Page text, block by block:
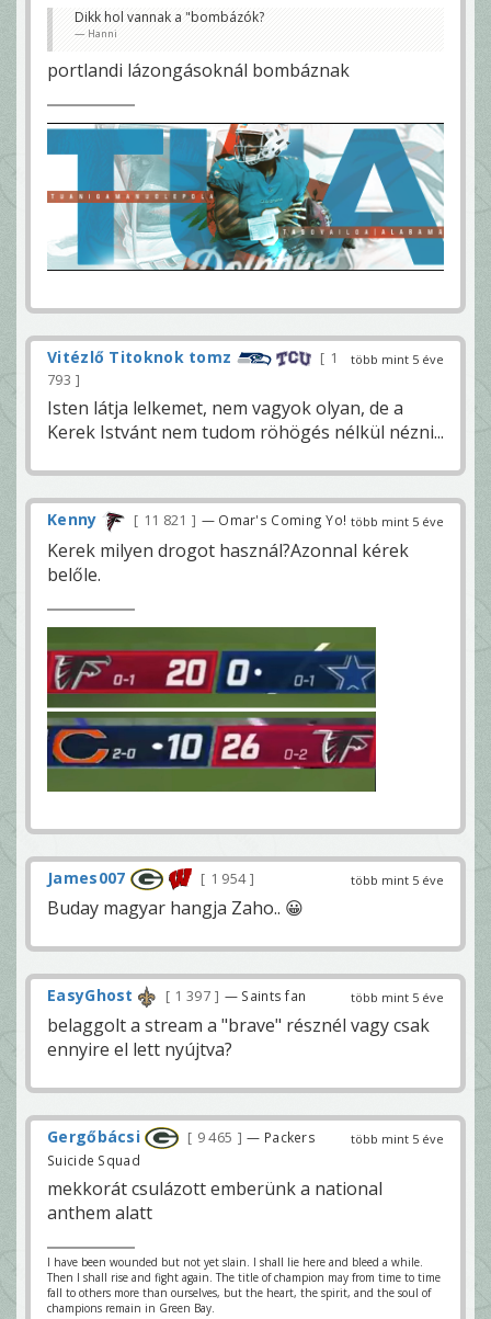
Dikk hol vannak a "bombázók?
Hanni
portlandi lázongásoknál bombáznak
több mint 5 éve
Vitézlő Titoknok tomz
1
793
Isten látja lelkemet, nem vagyok olyan, de a
Kerek Istvánt nem tudom röhögés nélkül nézni...
több mint 5 éve
Kenny 11 821 — Omar's Coming Yo!
Kerek milyen drogot használ?Azonnal kérek
belőle.
több mint 5 éve
James007 1 954
Buday magyar hangja Zaho.. 😀
több mint 5 éve
EasyGhost 1 397 — Saints fan
belaggolt a stream a "brave" résznél vagy csak
ennyire el lett nyújtva?
több mint 5 éve
Gergőbácsi 9 465
— Packers
Suicide Squad
mekkorát csulázott emberünk a national
anthem alatt
I have been wounded but not yet slain. I shall lie here and bleed a while.
Then I shall rise and fight again. The title of champion may from time to time
fall to others more than ourselves, but the heart, the spirit, and the soul of
champions remain in Green Bay.